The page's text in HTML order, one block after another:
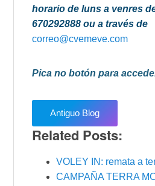
horario de luns a venres
670292888 ou a través de
correo@cvemeve.com
Pica no botón para
Antiguo Blog
Related Posts:
VOLEY IN: remata a
CAMPAÑA TERRA